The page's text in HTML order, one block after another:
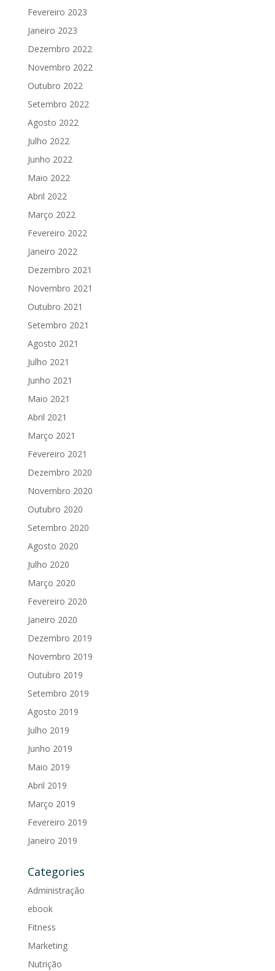
Fevereiro 2023
Janeiro 2023
Dezembro 2022
Novembro 2022
Outubro 2022
Setembro 2022
Agosto 2022
Julho 2022
Junho 2022
Maio 2022
Abril 2022
Março 2022
Fevereiro 2022
Janeiro 2022
Dezembro 2021
Novembro 2021
Outubro 2021
Setembro 2021
Agosto 2021
Julho 2021
Junho 2021
Maio 2021
Abril 2021
Março 2021
Fevereiro 2021
Dezembro 2020
Novembro 2020
Outubro 2020
Setembro 2020
Agosto 2020
Julho 2020
Março 2020
Fevereiro 2020
Janeiro 2020
Dezembro 2019
Novembro 2019
Outubro 2019
Setembro 2019
Agosto 2019
Julho 2019
Junho 2019
Maio 2019
Abril 2019
Março 2019
Fevereiro 2019
Janeiro 2019
Categories
Administração
ebook
Fitness
Marketing
Nutrição